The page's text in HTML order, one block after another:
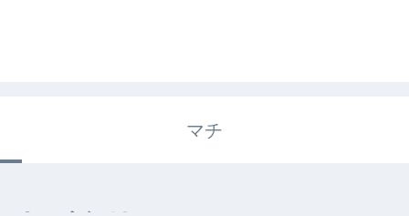
マチ